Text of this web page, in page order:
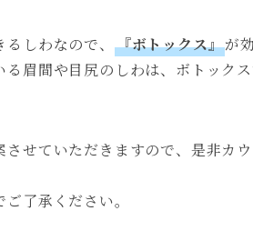
しわなので、 『ボトックス』が
眉間や目尻のしわは、ボトック
せていただきますので、是非カ
了承ください。